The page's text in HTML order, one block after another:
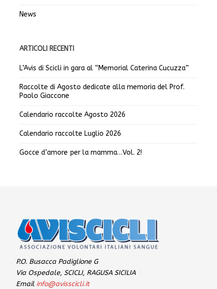
News
ARTICOLI RECENTI
L’Avis di Scicli in gara al “Memorial Caterina Cucuzza”
Raccolte di Agosto dedicate alla memoria del Prof.
Paolo Giaccone
Calendario raccolte Agosto 2026
Calendario raccolte Luglio 2026
Gocce d’amore per la mamma…Vol. 2!
P.O. Busacca Padiglione G
Via Ospedale, SCICLI, RAGUSA SICILIA
Email info@avisscicli.it